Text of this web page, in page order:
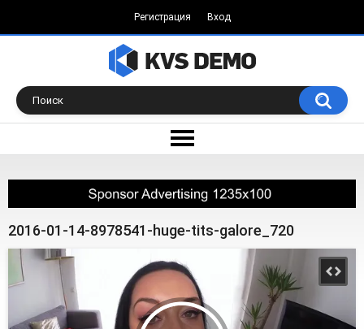
Регистрация Вход
2016-01-14-8978541-huge-tits-galore_720